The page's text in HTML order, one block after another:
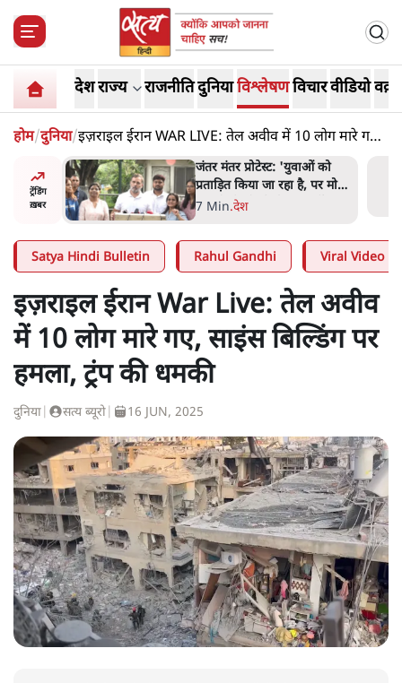
देशराज्य राजनीतिदुनियाविश्लेषणविचारवीडियो
होम/दुनिया/इज़राइल ईरान WAR LIVE: तेल अवीव में 10 लोग मारे गए,
साइंस बिल्डिंग पर हमला, ट्रंप की धमकी
ट्रेंडिंग
ख़बर
पर मोदी-
नहीं'-
पेंटर प्रशांत की दर्दनाक दास्तान-
जंतर मंतर पर पैलेट गन से 5 नहीं,
6 लोग घायल हुए
6 Min.देश
Satya Hindi Bulletin Rahul Gandhi Viral Video
इज़राइल ईरान War Live: तेल अवीव
में 10 लोग मारे गए, साइंस बिल्डिंग पर
हमला, ट्रंप की धमकी
दुनिया सत्य ब्यूरो 16 JUN, 2025